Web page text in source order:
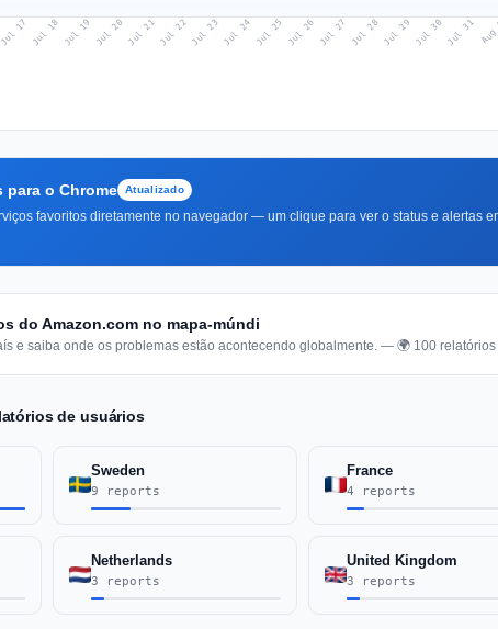
Jul 17 Jul 18 Jul 19 Jul 20 Jul 21Jul 22Jul 23 Jul 24 Jul 25 Jul 26 Jul 27 Jul 28Jul 29 Jul 30 Jul 31
para o Chrome Atualizado
favoritos diretamente no navegador — um clique para ver o status e alertas
do Amazon.com no mapa-múndi
e saiba onde os problemas estão acontecendo globalmente. — 🌍 100
de usuários
Sweden
9 reports
France
4 reports
Netherlands
3 reports
United Kingdom
3 reports